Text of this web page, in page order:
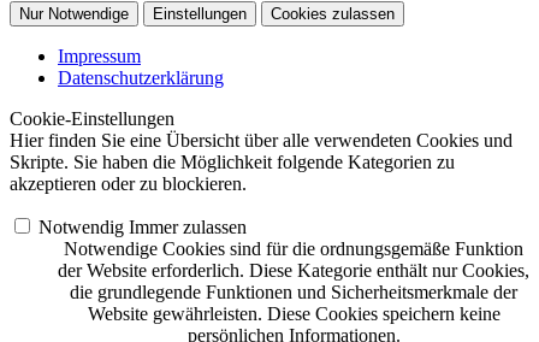
Nur Notwendige Einstellungen Cookies zulassen
Impressum
Datenschutzerklärung
Cookie-Einstellungen
Hier finden Sie eine Übersicht über alle verwendeten Cookies und
Skripte. Sie haben die Möglichkeit folgende Kategorien zu
akzeptieren oder zu blockieren.
Notwendig Immer zulassen
Notwendige Cookies sind für die ordnungsgemäße Funktion
der Website erforderlich. Diese Kategorie enthält nur Cookies,
die grundlegende Funktionen und Sicherheitsmerkmale der
Website gewährleisten. Diese Cookies speichern keine
persönlichen Informationen.